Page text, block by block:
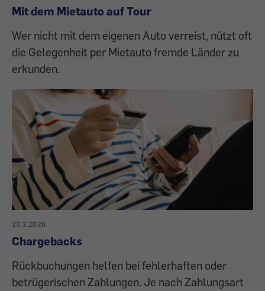
Mit dem Mietauto auf Tour
Wer nicht mit dem eigenen Auto verreist, nützt oft
die Gelegenheit per Mietauto fremde Länder zu
erkunden.
23.3.2026
Chargebacks
Rückbuchungen helfen bei fehlerhaften oder
betrügerischen Zahlungen. Je nach Zahlungsart